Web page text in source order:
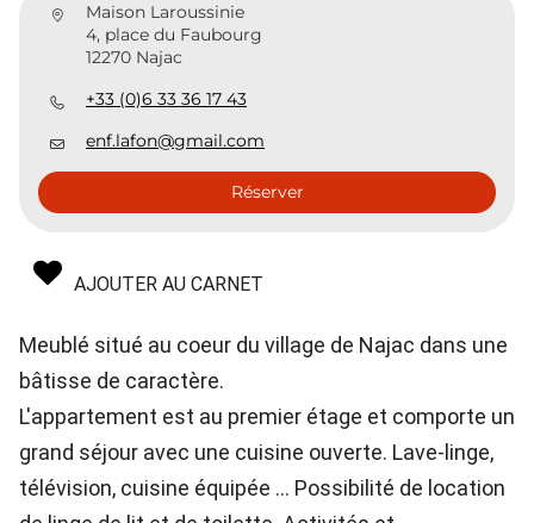
Maison Laroussinie
4, place du Faubourg
12270 Najac
+33 (0)6 33 36 17 43
enf.lafon@gmail.com
Réserver
AJOUTER AU CARNET
Meublé situé au coeur du village de Najac dans une
bâtisse de caractère.
L'appartement est au premier étage et comporte un
grand séjour avec une cuisine ouverte. Lave-linge,
télévision, cuisine équipée ... Possibilité de location